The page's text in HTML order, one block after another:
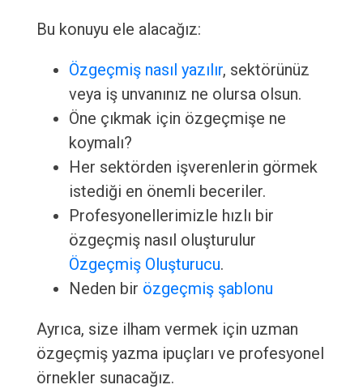
Bu konuyu ele alacağız:
Özgeçmiş nasıl yazılır, sektörünüz
veya iş unvanınız ne olursa olsun.
Öne çıkmak için özgeçmişe ne
koymalı?
Her sektörden işverenlerin görmek
istediği en önemli beceriler.
Profesyonellerimizle hızlı bir
özgeçmiş nasıl oluşturulur
Özgeçmiş Oluşturucu.
Neden bir özgeçmiş şablonu
Ayrıca, size ilham vermek için uzman
özgeçmiş yazma ipuçları ve profesyonel
örnekler sunacağız.